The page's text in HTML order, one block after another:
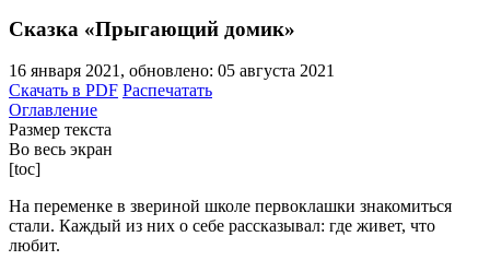
Сказка «Прыгающий домик»
16 января 2021, обновлено: 05 августа 2021
Скачать в PDF Распечатать
Оглавление
Размер текста
Во весь экран
[toc]
На переменке в звериной школе первоклашки знакомиться
стали. Каждый из них о себе рассказывал: где живет, что
любит.